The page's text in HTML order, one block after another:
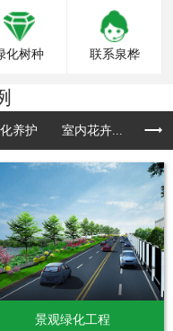
化树种 联系泉桦
养护 室内花卉...
景观绿化工程